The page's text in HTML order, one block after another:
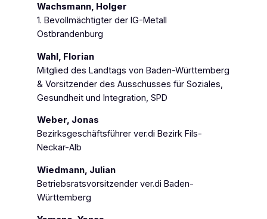
Wachsmann, Holger
1. Bevollmächtigter der IG-Metall
Ostbrandenburg
Wahl, Florian
Mitglied des Landtags von Baden-Württemberg
& Vorsitzender des Ausschusses für Soziales,
Gesundheit und Integration, SPD
Weber, Jonas
Bezirksgeschäftsführer ver.di Bezirk Fils-
Neckar-Alb
Wiedmann, Julian
Betriebsratsvorsitzender ver.di Baden-
Württemberg